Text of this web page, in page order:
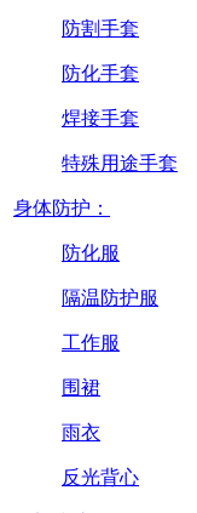
防割手套
防化手套
焊接手套
特殊用途手套
身体防护：
防化服
隔温防护服
工作服
围裙
雨衣
反光背心